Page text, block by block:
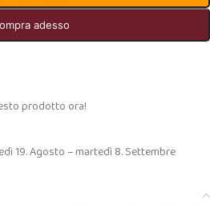
adesso
prodotto ora!
19. Agosto – martedì 8. Settembre